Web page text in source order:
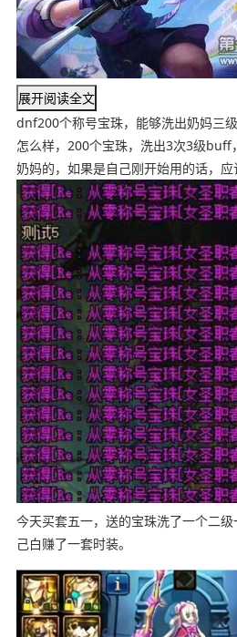
展开阅读全文
dnf200个称号宝珠，能够洗出奶妈三
怎么样，200个宝珠，洗出3次3级buff
奶妈的，如果是自己刚开始用的话，应
今天买套五一，送的宝珠洗了一个二
己白赚了一套时装。